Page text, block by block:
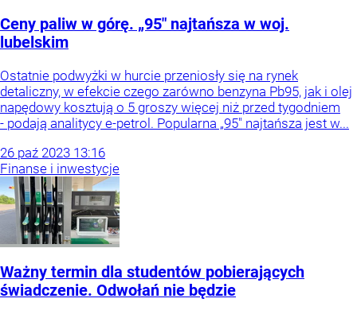
Ceny paliw w górę. „95" najtańsza w woj.
lubelskim
Ostatnie podwyżki w hurcie przeniosły się na rynek
detaliczny, w efekcie czego zarówno benzyna Pb95, jak i olej
napędowy kosztują o 5 groszy więcej niż przed tygodniem
- podają analitycy e-petrol. Popularna „95" najtańsza jest w...
26 paź 2023 13:16
Finanse i inwestycje
Ważny termin dla studentów pobierających
świadczenie. Odwołań nie będzie